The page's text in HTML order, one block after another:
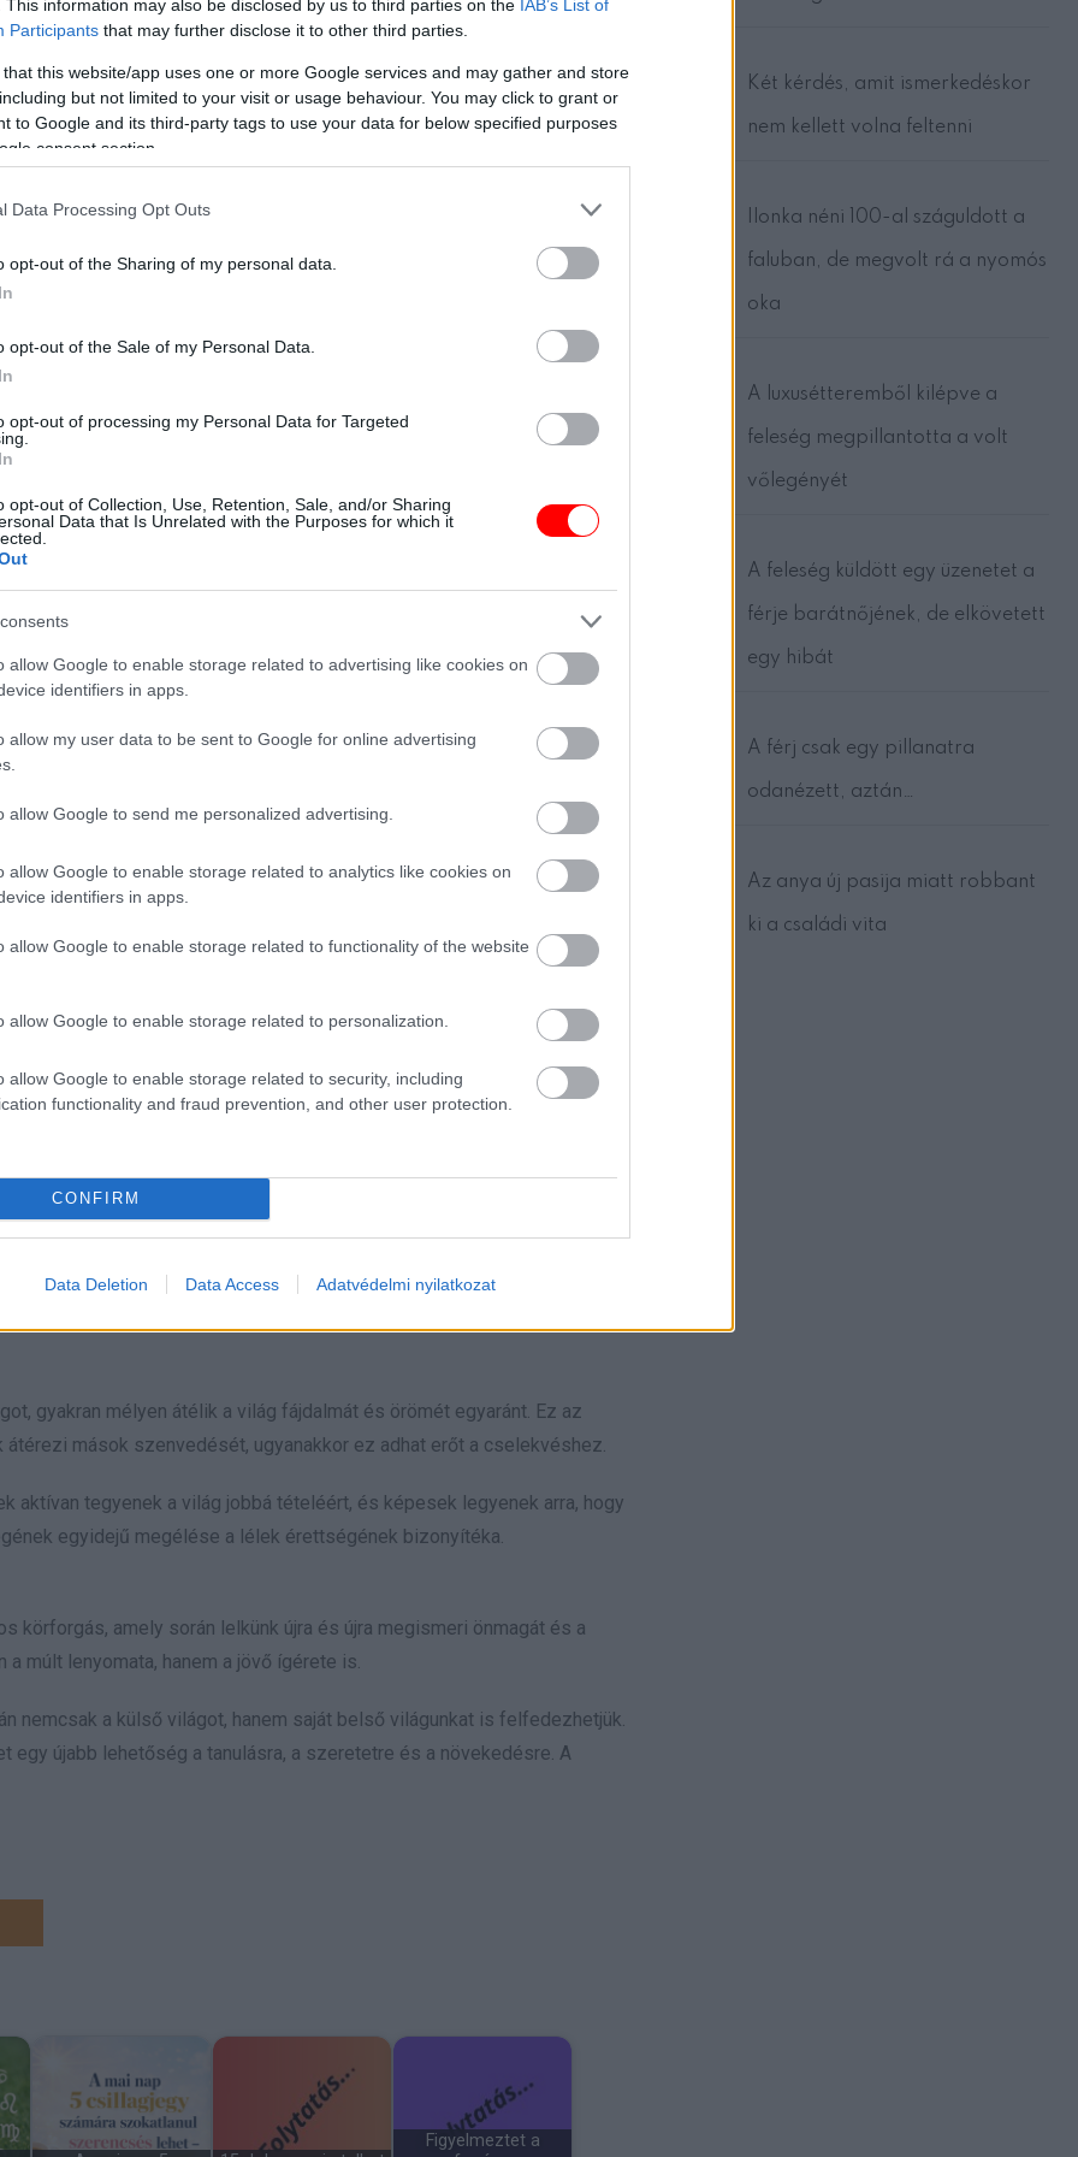
This information may also be disclosed by us to third parties on the IAB’s List of
Participants that may further disclose it to other third parties.
that this website/app uses one or more Google services and may gather and store
but not limited to your visit or usage behaviour. You may click to grant or
to Google and its third-party tags to use your data for below specified purposes
consent section.
Data Processing Opt Outs
opt-out of the Sharing of my personal data.
opt-out of the Sale of my Personal Data.
opt-out of processing my Personal Data for Targeted
opt-out of Collection, Use, Retention, Sale, and/or Sharing
Data that Is Unrelated with the Purposes for which it
allow Google to enable storage related to advertising like cookies on
identifiers in apps.
allow my user data to be sent to Google for online advertising
allow Google to send me personalized advertising.
allow Google to enable storage related to analytics like cookies on
identifiers in apps.
allow Google to enable storage related to functionality of the website
allow Google to enable storage related to personalization.
allow Google to enable storage related to security, including
functionality and fraud prevention, and other user protection.
CONFIRM
Data Deletion Data Access Adatvédelmi nyilatkozat
minden utca suttogna hozzád? Az ilyen érzés nem csupán a képzelet
és a lelked mélyén ott lapul az emlék.
a legkevésbé számítasz rá. Egyesek szerint ezek az élmények a lélek
magukban hordozzák az újjászületés ígéretét.
kortársainál. Ez a bölcsesség nem pusztán a megszerzett tudásból
életek során halmozott fel.
családjuk számára, mintha csak belső iránytűjük lenne, amely mindig a
sokféle tapasztalatának és fejlődésének gyümölcse lehet.
lehet annak, hogy a lelked már korábban is létezett. Az ilyen emberek
bármilyen környezetben.
ahol a rugalmasság és a tanulékonyság elengedhetetlen a sikerhez.
ösztönösen képesek kezelni az új helyzeteket.
és az önismeret iránt. Ezek az emberek nem elégednek meg a
csak a belső utazás során találhatnak meg.
gyakorlatokkal foglalkoznak, mert ezek segítenek számukra
spiritualitás nem csupán egy út, hanem az életük alapvető része.
állnak a természettel és az állatokkal. Ez a kapcsolat nem csupán a
lélek több élet során szerzett.
hogy úgy érzi, képes kommunikálni velük, és megérti, mit éreznek. Az
szoros kötelékből fakad.
meg a félmegoldásokkal. Folyamatosan keresik az igazságot, legyen
létük céljáról.
be, és ne féljenek a kihívásoktól. A keresés maga az utazás, amely
amely során az igazság egy-egy apró szelete feltárul.
gyakran mélyen átélik a világ fájdalmát és örömét egyaránt. Ez az
mások szenvedését, ugyanakkor ez adhat erőt a cselekvéshez.
aktívan tegyenek a világ jobbá tételéért, és képesek legyenek arra, hogy
egyidejű megélése a lélek érettségének bizonyítéka.
körforgás, amely során lelkünk újra és újra megismeri önmagát és a
múlt lenyomata, hanem a jövő ígérete is.
nemcsak a külső világot, hanem saját belső világunkat is felfedezhetjük.
újabb lehetőség a tanulásra, a szeretetre és a növekedésre. A
Figyelmeztet a
Két kérdés, amit ismerkedéskor
nem kellett volna feltenni
Ilonka néni 100-al száguldott a
faluban, de megvolt rá a nyomós
oka
A luxusétteremből kilépve a
feleség megpillantotta a volt
vőlegényét
A feleség küldött egy üzenetet a
férje barátnőjének, de elkövetett
egy hibát
A férj csak egy pillanatra
odanézett, aztán…
Az anya új pasija miatt robbant
ki a családi vita